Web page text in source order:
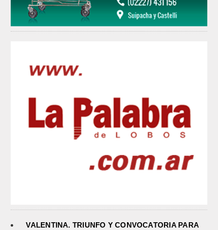
VALENTINA. TRIUNFO Y CONVOCATORIA PARA